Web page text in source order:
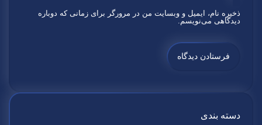
ذخیره نام، ایمیل و وبسایت من در مرورگر برای زمانی که دوباره
دیدگاهی می‌نویسم.
دسته بندی